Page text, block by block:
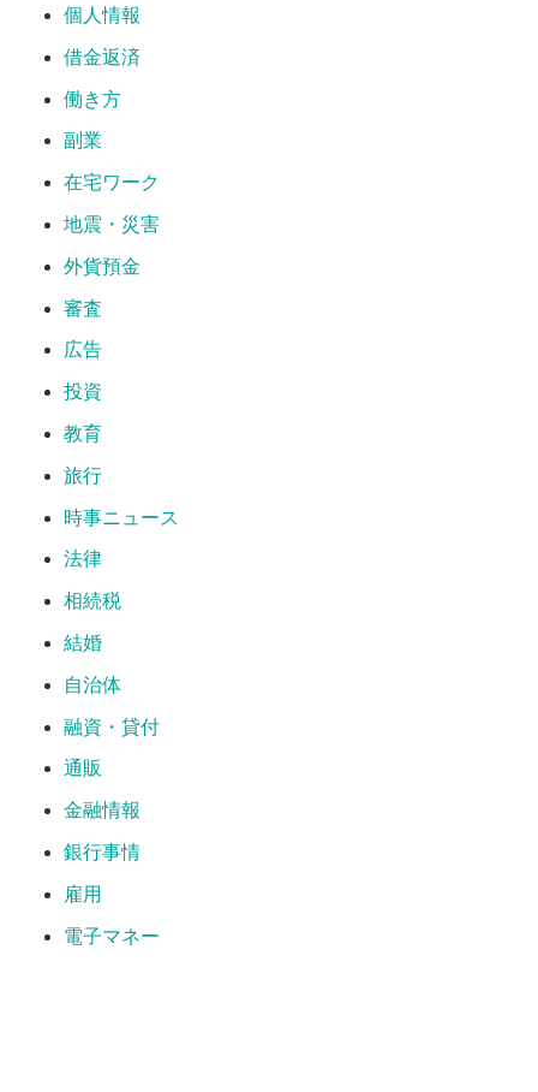
個人情報
借金返済
働き方
副業
在宅ワーク
地震・災害
外貨預金
審査
広告
投資
教育
旅行
時事ニュース
法律
相続税
結婚
自治体
融資・貸付
通販
金融情報
銀行事情
雇用
電子マネー